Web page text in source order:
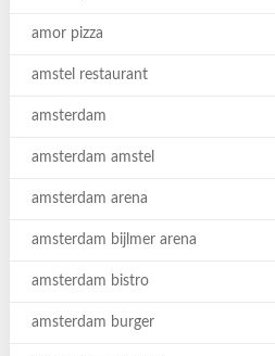
amor pizza
amstel restaurant
amsterdam
amsterdam amstel
amsterdam arena
amsterdam bijlmer arena
amsterdam bistro
amsterdam burger